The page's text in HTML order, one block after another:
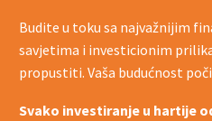
Budite u toku sa najvažnijim
savjetima i investicionim
propustiti. Vaša budućnost
Svako investiranje u hartije